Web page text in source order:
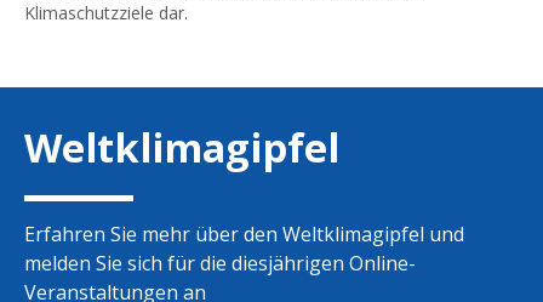
Klimaschutzziele dar.
Weltklimagipfel
Erfahren Sie mehr über den Weltklimagipfel und
melden Sie sich für die diesjährigen Online-
Veranstaltungen an